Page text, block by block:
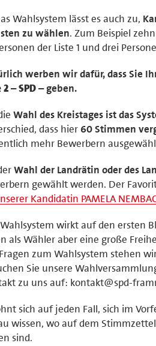
Wahlsystem lässt es auch zu,
zu wählen. Zum Beispiel
der Liste 1 und drei
werben wir dafür, dass Sie
2–SPD– geben.
Wahl des Kreistages ist das
dass hier 60 Stimmen
mehr Bewerbern
Wahl der Landrätin oder des
gewählt werden. Der
Kandidatin PAMELA
wirkt auf den ersten
als Wähler aber eine große
zum Wahlsystem stehen
Sie unsere
zu uns auf: kontakt@spd-
sich auf jeden Fall, sich im
wissen, wo auf dem
sind.